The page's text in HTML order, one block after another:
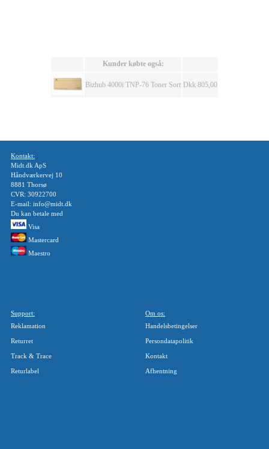
Kunder købte også:
Bizhub 4000i TNP-76 Toner Sort Dkk 805,00
Kontakt:
Midt.dk ApS
Håndværkervej 10
8881 Thorsø
CVR: 30922700
E-mail: info@midt.dk
Du kan betale med
Visa
Mastercard
Maestro
Support:
Reklamation
Returret
Track & Trace
Returlabel
Om os:
Handelsbetingelser
Persondatapolitik
Kontakt
Afhentning